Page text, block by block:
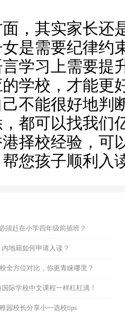
其实家长还
是需要纪律约
学习上需要提
学校，才能更
能很好地判
都可以找我们
择校经验，可
您孩子顺利入
须赶在小学四年级前插班？
地籍如何申请入读？
全方位对比，你更青睐哪里？
际学校中文课程一样杠杠滴！
园校长分享小一选校tips